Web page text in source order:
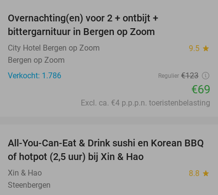
Overnachting(en) voor 2 + ontbijt +
bittergarnituur in Bergen op Zoom
City Hotel Bergen op Zoom 9.5 star
Bergen op Zoom
Verkocht: 1.786
Regulier €123
€69
Excl. ca. €4 p.p.p.n. toeristenbelasting
20%
All-You-Can-Eat & Drink sushi en Korean BBQ
of hotpot (2,5 uur) bij Xin & Hao
Xin & Hao 8.8 star
Steenbergen